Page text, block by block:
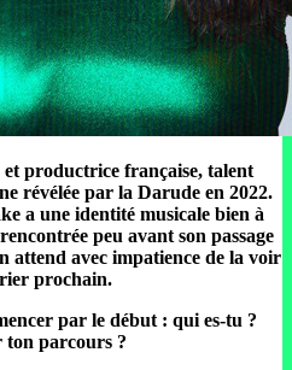
et productrice française, talent
révélée par la Darude en 2022.
a une identité musicale bien à
peu avant son passage
attend avec impatience de la voir
prochain.
par le début : qui es-tu ?
ton parcours ?